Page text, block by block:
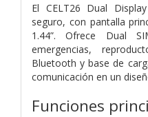
El CELT26 Dual
seguro, con pantalla
1.44”. Ofrece Dual
emergencias,
Bluetooth y base de
comunicación en un
Funciones